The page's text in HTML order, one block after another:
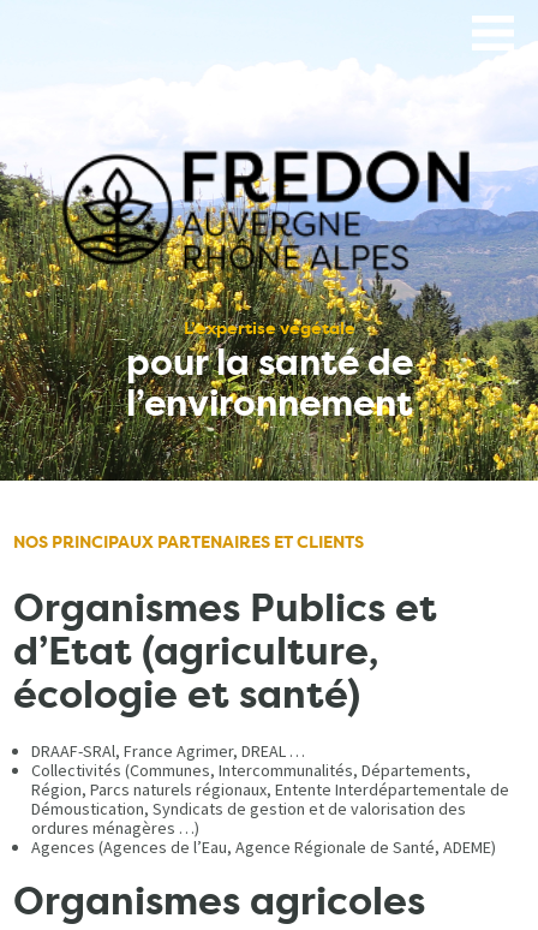
L’expertise végétale
pour la santé de
l’environnement
NOS PRINCIPAUX PARTENAIRES ET CLIENTS
Organismes Publics et
d’Etat (agriculture,
écologie et santé)
DRAAF-SRAl, France Agrimer, DREAL …
Collectivités (Communes, Intercommunalités, Départements,
Région, Parcs naturels régionaux, Entente Interdépartementale de
Démoustication, Syndicats de gestion et de valorisation des
ordures ménagères …)
Agences (Agences de l’Eau, Agence Régionale de Santé, ADEME)
Organismes agricoles